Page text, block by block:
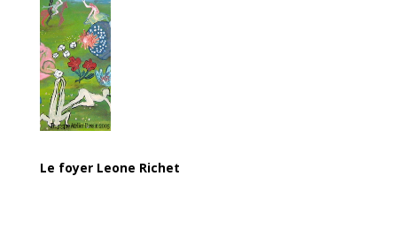
Le foyer Leone Richet